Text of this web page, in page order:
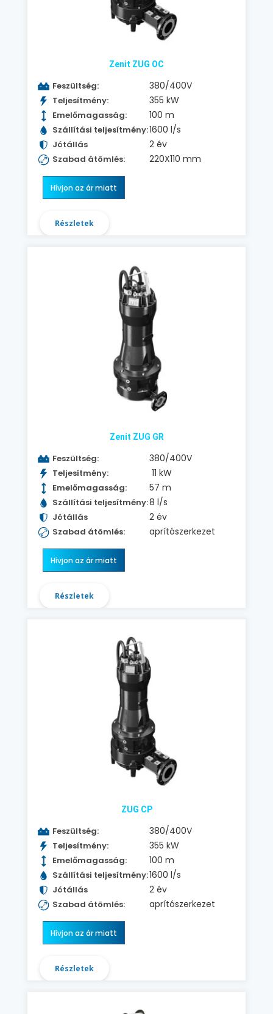
Zenit ZUG OC
Feszültség: 380/400V
Teljesítmény: 355 kW
Emelőmagasság: 100 m
Szállítási teljesítmény:1600 l/s
Jótállás 2 év
Szabad átömlés: 220X110 mm
Hívjon az ár miatt
Részletek
Zenit ZUG GR
Feszültség: 380/400V
Teljesítmény: 11 kW
Emelőmagasság: 57 m
Szállítási teljesítmény:8 l/s
Jótállás 2 év
Szabad átömlés: aprítószerkezet
Hívjon az ár miatt
Részletek
ZUG CP
Feszültség: 380/400V
Teljesítmény: 355 kW
Emelőmagasság: 100 m
Szállítási teljesítmény:1600 l/s
Jótállás 2 év
Szabad átömlés: aprítószerkezet
Hívjon az ár miatt
Részletek